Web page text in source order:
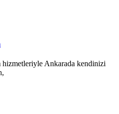
hizmetleriyle Ankarada kendinizi